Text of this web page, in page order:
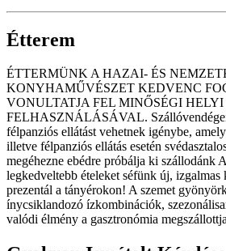
Étterem
ÉTTERMÜNK A HAZAI- ÉS
KONYHAMŰVÉSZET KEDVENC
VONULTATJA FEL MINŐSÉGI
FELHASZNÁLÁSÁVAL.
félpanziós ellátást vehetnek igénybe,
illetve félpanziós ellátás esetén
megéhezne ebédre próbálja ki szállodánk
legkedveltebb ételeket séfünk új, izgalmas
prezentál a tányérokon! A szemet
ínycsiklandozó ízkombinációk,
valódi élmény a gasztronómia